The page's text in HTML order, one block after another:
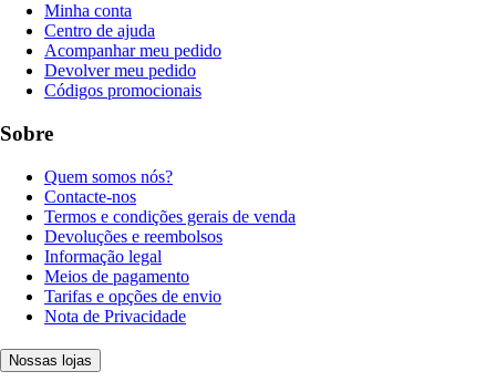
Minha conta
Centro de ajuda
Acompanhar meu pedido
Devolver meu pedido
Códigos promocionais
Sobre
Quem somos nós?
Contacte-nos
Termos e condições gerais de venda
Devoluções e reembolsos
Informação legal
Meios de pagamento
Tarifas e opções de envio
Nota de Privacidade
Nossas lojas